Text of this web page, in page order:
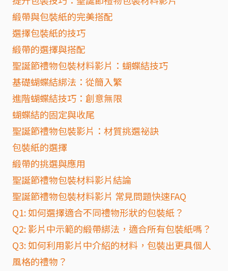
緞帶與包裝紙的完美搭配
選擇包裝紙的技巧
緞帶的選擇與搭配
聖誕節禮物包裝材料影片：蝴蝶結技巧
基礎蝴蝶結綁法：從簡入繁
進階蝴蝶結技巧：創意無限
蝴蝶結的固定與收尾
聖誕節禮物包裝影片：材質挑選祕訣
包裝紙的選擇
緞帶的挑選與應用
聖誕節禮物包裝材料影片結論
聖誕節禮物包裝材料影片 常見問題快速FAQ
Q1: 如何選擇適合不同禮物形狀的包裝紙？
Q2: 影片中示範的緞帶綁法，適合所有包裝紙嗎？
Q3: 如何利用影片中介紹的材料，包裝出更具個人
風格的禮物？